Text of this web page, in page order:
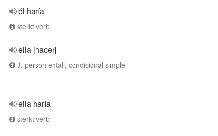
él haría
sterkt verb
ella [hacer]
3. person entall, condicional simple
ella haría
sterkt verb